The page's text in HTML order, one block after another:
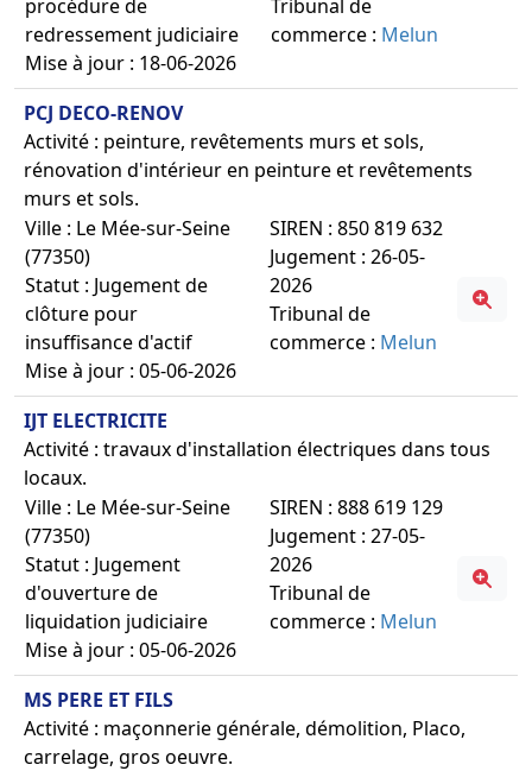
procédure de
redressement judiciaire
Mise à jour : 18-06-2026
Tribunal de
commerce : Melun
PCJ DECO-RENOV
Activité : peinture, revêtements murs et sols,
rénovation d'intérieur en peinture et revêtements
murs et sols.
Ville : Le Mée-sur-Seine
(77350)
Statut : Jugement de
clôture pour
insuffisance d'actif
Mise à jour : 05-06-2026
SIREN : 850 819 632
Jugement : 26-05-
2026
Tribunal de
commerce : Melun
IJT ELECTRICITE
Activité : travaux d'installation électriques dans tous
locaux.
Ville : Le Mée-sur-Seine
(77350)
Statut : Jugement
d'ouverture de
liquidation judiciaire
Mise à jour : 05-06-2026
SIREN : 888 619 129
Jugement : 27-05-
2026
Tribunal de
commerce : Melun
MS PERE ET FILS
Activité : maçonnerie générale, démolition, Placo,
carrelage, gros oeuvre.